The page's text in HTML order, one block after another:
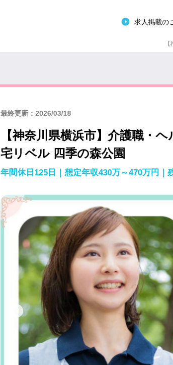
求人掲載の
最終更新：2026/03/18
【神奈川県横浜市】介護職・
宅リベル 四季の森公園
年間休日125日｜想定年収430万～470万円